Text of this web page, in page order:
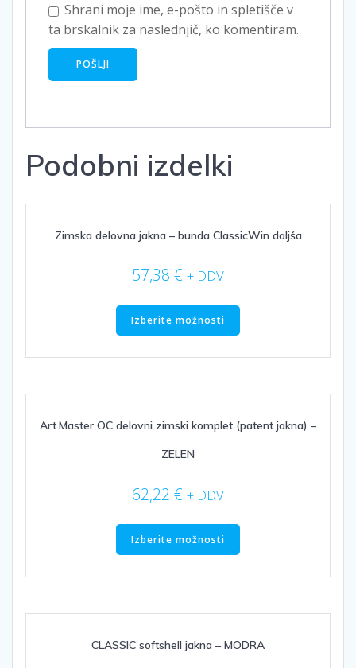
Shrani moje ime, e-pošto in spletišče v
ta brskalnik za naslednjič, ko komentiram.
Podobni izdelki
Zimska delovna jakna – bunda ClassicWin daljša
57,38 € + DDV
Izberite možnosti
Ta
ima
več
Možnosti
izberete
Art.Master OC delovni zimski komplet (patent jakna) –
ZELEN
62,22 € + DDV
Izberite možnosti
Ta
ima
več
Možnosti
izberete
CLASSIC softshell jakna – MODRA